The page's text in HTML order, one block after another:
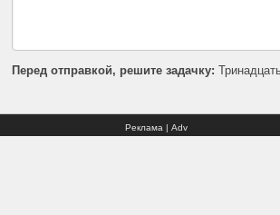
Перед отправкой, решите задачку:
Реклама | Adv